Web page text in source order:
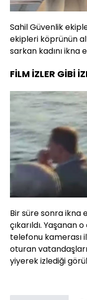
Sahil Güvenlik
ekipleri köprünün
sarkan kadını ikna
FİLM İZLER GİBİ
Bir süre sonra ikna
çıkarıldı.
telefonu kamerası
oturan
yiyerek izlediği